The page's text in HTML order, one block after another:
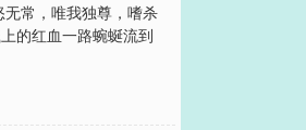
常，唯我独尊，嗜杀
的红血一路蜿蜒流到